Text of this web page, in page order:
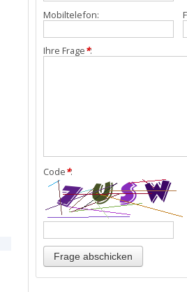
Mobiltelefon:
Ihre Frage*:
Code*: